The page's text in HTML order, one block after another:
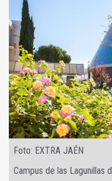
Foto: EXTRA JAÉN
Campus de las Lagunillas